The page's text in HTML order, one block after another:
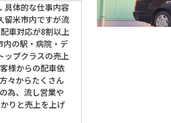
具体的な仕事内容
留米市内ですが流
車対応が8割以上
内の駅・病院・デ
ップクラスの売上
様からの配車依
々からたくさん
為、流し営業や
りと売上を上げ